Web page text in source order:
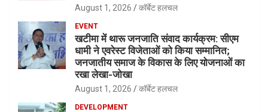
August 1, 2026 कॉर्बेट हलचल
EVENT
खटीमा में थारू जनजाति संवाद कार्यक्रम: सीएम
धामी ने एवरेस्ट विजेताओं को किया सम्मानित;
जनजातीय समाज के विकास के लिए योजनाओं का
रखा लेखा-जोखा
August 1, 2026 कॉर्बेट हलचल
DEVELOPMENT